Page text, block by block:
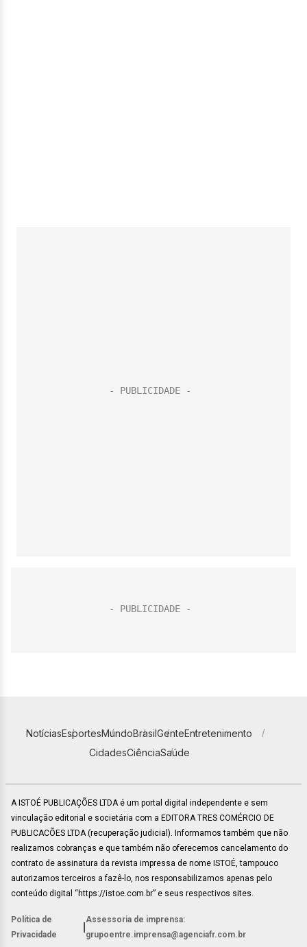
NotíciasEsportesMundoBrasilGenteEntretenimento
CidadesCiênciaSaúde
A ISTOÉ PUBLICAÇÕES LTDA é um portal digital independente e sem
vinculação editorial e societária com a EDITORA TRES COMÉRCIO DE
PUBLICACÕES LTDA (recuperação judicial). Informamos também que não
realizamos cobranças e que também não oferecemos cancelamento do
contrato de assinatura da revista impressa de nome ISTOÉ, tampouco
autorizamos terceiros a fazê-lo, nos responsabilizamos apenas pelo
conteúdo digital “https://istoe.com.br” e seus respectivos sites.
Política de
Privacidade
Assessoria de imprensa:
grupoentre.imprensa@agenciafr.com.br